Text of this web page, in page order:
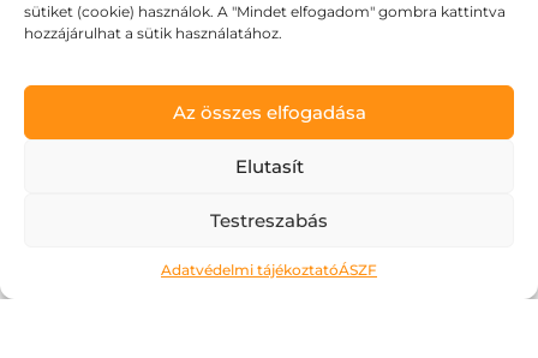
sütiket (cookie) használok. A "Mindet elfogadom" gombra kattintva
hozzájárulhat a sütik használatához.
Az összes elfogadása
Elutasít
Testreszabás
Adatvédelmi tájékoztatóÁSZF
Ne kockáztass!
várnak. Kivéve talán az érettségiző
diákokat, számukra most jön a